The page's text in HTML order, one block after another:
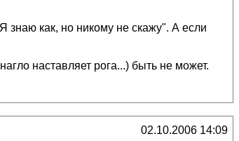
знаю как, но никому не скажу". А если
наставляет рога...) быть не может.
02.10.2006 14:09